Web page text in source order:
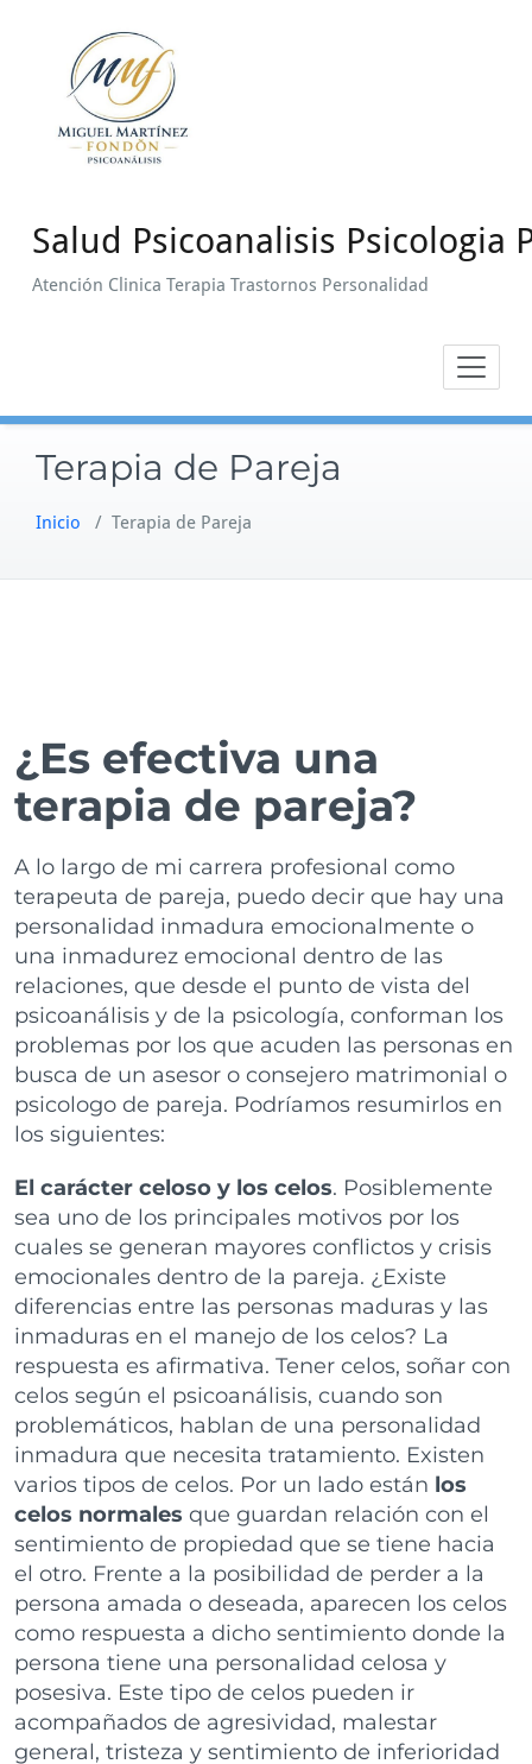
contenido
Salud Psicoanalisis Psicologia
Atención Clinica Terapia Trastornos Personalidad
Terapia de Pareja
Inicio / Terapia de Pareja
¿Es efectiva una
terapia de pareja?
A lo largo de mi carrera profesional como
terapeuta de pareja, puedo decir que hay una
personalidad inmadura emocionalmente o
una inmadurez emocional dentro de las
relaciones, que desde el punto de vista del
psicoanálisis y de la psicología, conforman los
problemas por los que acuden las personas en
busca de un asesor o consejero matrimonial o
psicologo de pareja. Podríamos resumirlos en
los siguientes:
El carácter celoso y los celos. Posiblemente
sea uno de los principales motivos por los
cuales se generan mayores conflictos y crisis
emocionales dentro de la pareja. ¿Existe
diferencias entre las personas maduras y las
inmaduras en el manejo de los celos? La
respuesta es afirmativa. Tener celos, soñar con
celos según el psicoanálisis, cuando son
problemáticos, hablan de una personalidad
inmadura que necesita tratamiento. Existen
varios tipos de celos. Por un lado están los
celos normales que guardan relación con el
sentimiento de propiedad que se tiene hacia
el otro. Frente a la posibilidad de perder a la
persona amada o deseada, aparecen los celos
como respuesta a dicho sentimiento donde la
persona tiene una personalidad celosa y
posesiva. Este tipo de celos pueden ir
acompañados de agresividad, malestar
general, tristeza y sentimiento de inferioridad